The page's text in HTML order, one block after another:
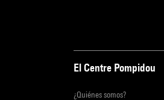
El Centre Pompidou
¿Quiénes somos?